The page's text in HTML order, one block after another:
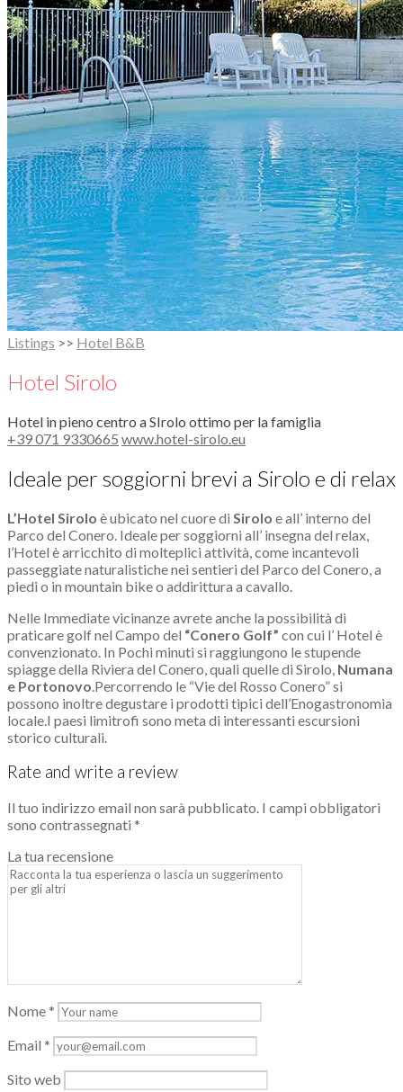
Listings >> Hotel B&B
Hotel Sirolo
Hotel in pieno centro a SIrolo ottimo per la famiglia
+39 071 9330665 www.hotel-sirolo.eu
Ideale per soggiorni brevi a Sirolo e di relax
L’Hotel Sirolo è ubicato nel cuore di Sirolo e all’ interno del
Parco del Conero. Ideale per soggiorni all’ insegna del relax,
l’Hotel è arricchito di molteplici attività, come incantevoli
passeggiate naturalistiche nei sentieri del Parco del Conero, a
piedi o in mountain bike o addirittura a cavallo.
Nelle Immediate vicinanze avrete anche la possibilità di
praticare golf nel Campo del “Conero Golf” con cui l’ Hotel è
convenzionato. In Pochi minuti si raggiungono le stupende
spiagge della Riviera del Conero, quali quelle di Sirolo, Numana
e Portonovo .Percorrendo le “Vie del Rosso Conero” si
possono inoltre degustare i prodotti tipici dell’Enogastronomia
locale.I paesi limitrofi sono meta di interessanti escursioni
storico culturali.
Rate and write a review
Il tuo indirizzo email non sarà pubblicato. I campi obbligatori
sono contrassegnati *
La tua recensione
Nome*
Email *
Sito web